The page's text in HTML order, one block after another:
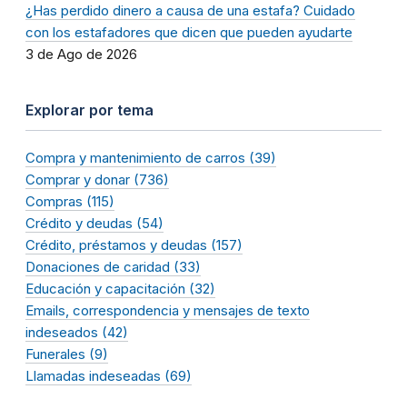
¿Has perdido dinero a causa de una estafa? Cuidado
con los estafadores que dicen que pueden ayudarte
3 de Ago de 2026
Explorar por tema
Compra y mantenimiento de carros (39)
Comprar y donar (736)
Compras (115)
Crédito y deudas (54)
Crédito, préstamos y deudas (157)
Donaciones de caridad (33)
Educación y capacitación (32)
Emails, correspondencia y mensajes de texto
indeseados (42)
Funerales (9)
Llamadas indeseadas (69)